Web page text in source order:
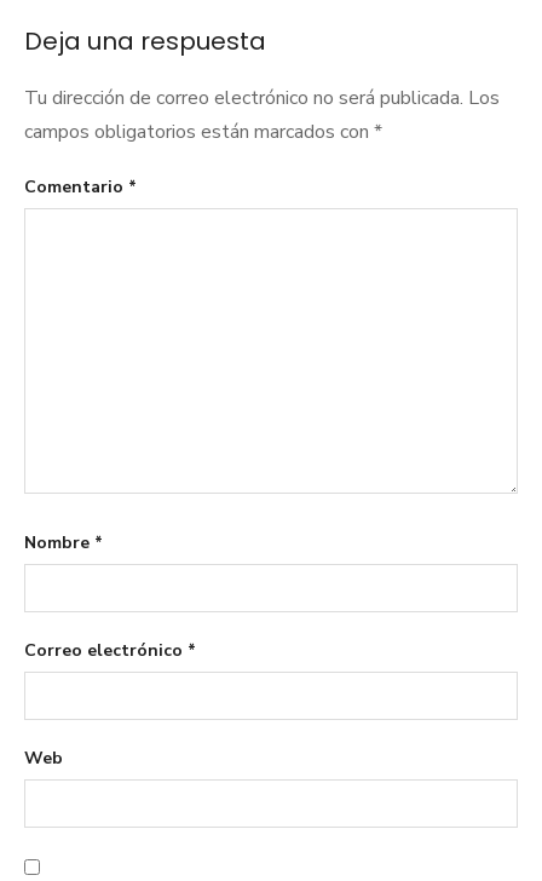
Deja una respuesta
Tu dirección de correo electrónico no será publicada. Los
campos obligatorios están marcados con *
Comentario *
Nombre *
Correo electrónico *
Web